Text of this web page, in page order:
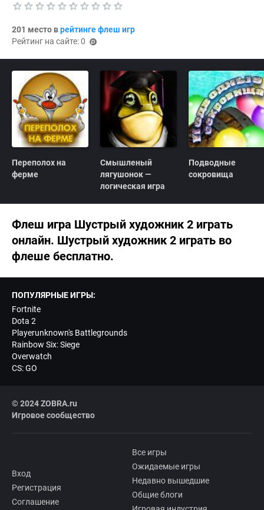
е
к
у
я
е
н
.
0
201 место врейтинге флеш игр
Рейтинг на сайте: 0
Переполох на
ферме
Смышленый
лягушонок —
логическая игра
Подводные
сокровища
Флеш игра Шустрый художник 2 играть
онлайн. Шустрый художник 2 играть во
флеше бесплатно.
ПОПУЛЯРНЫЕ ИГРЫ:
Fortnite
Dota 2
Playerunknown's Battlegrounds
Rainbow Six: Siege
Overwatch
CS: GO
© 2024 ZOBRA.ru
Игровое сообщество
Вход
Регистрация
Соглашение
Все игры
Ожидаемые игры
Недавно вышедшие
Общие блоги